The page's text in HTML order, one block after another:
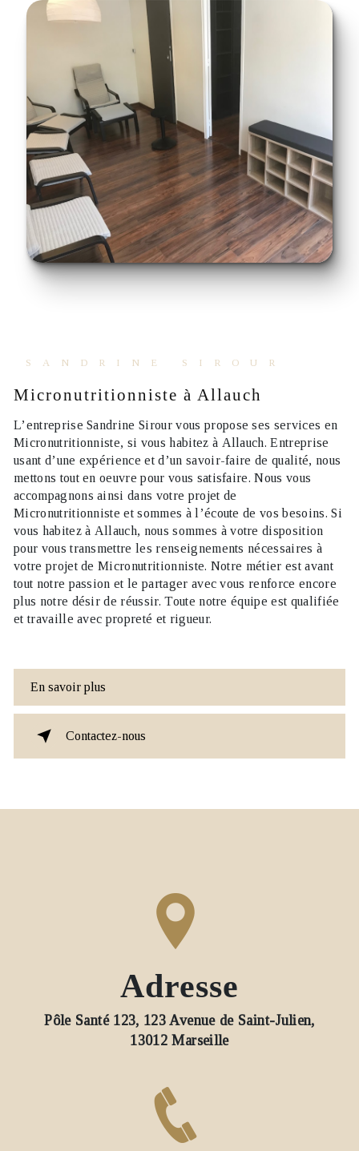
SANDRINE SIROUR
Micronutritionniste à Allauch
L’entrepriseSandrine Sirourvous propose ses services en
Micronutritionniste, si vous habitez à Allauch. Entreprise
usant d’une expérience et d’un savoir-faire de qualité, nous
mettons tout en oeuvre pour vous satisfaire. Nous vous
accompagnons ainsi dans votre projet de
Micronutritionniste et sommes à l’écoute de vos besoins. Si
vous habitez à Allauch, nous sommes à votre disposition
pour vous transmettre les renseignements nécessaires à
votre projet deMicronutritionniste. Notre métier est avant
tout notre passion et le partager avec vous renforce encore
plus notre désir de réussir. Toute notre équipe est qualifiée
et travaille avec propreté et rigueur.
En savoir plus
Contactez-nous
Adresse
Pôle Santé 123, 123 Avenue de Saint-Julien,
13012 Marseille